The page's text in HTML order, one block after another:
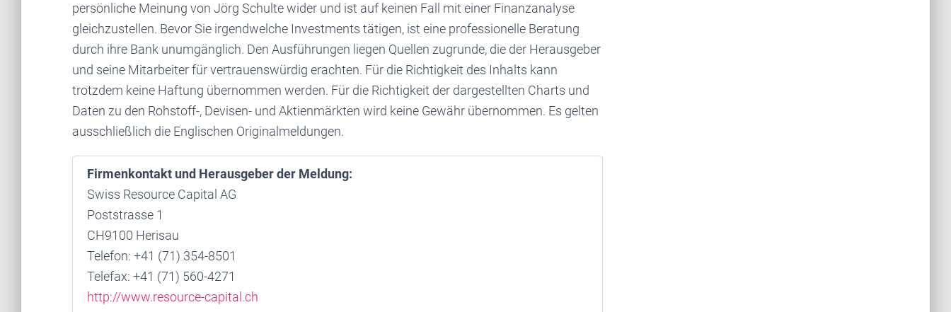
persönliche Meinung von Jörg Schulte wider und ist auf keinen Fall mit einer Finanzanalyse
gleichzustellen. Bevor Sie irgendwelche Investments tätigen, ist eine professionelle Beratung
durch ihre Bank unumgänglich. Den Ausführungen liegen Quellen zugrunde, die der Herausgeber
und seine Mitarbeiter für vertrauenswürdig erachten. Für die Richtigkeit des Inhalts kann
trotzdem keine Haftung übernommen werden. Für die Richtigkeit der dargestellten Charts und
Daten zu den Rohstoff-, Devisen- und Aktienmärkten wird keine Gewähr übernommen. Es gelten
ausschließlich die Englischen Originalmeldungen.
Firmenkontakt und Herausgeber der Meldung:
Swiss Resource Capital AG
Poststrasse 1
CH9100 Herisau
Telefon: +41 (71) 354-8501
Telefax: +41 (71) 560-4271
http://www.resource-capital.ch